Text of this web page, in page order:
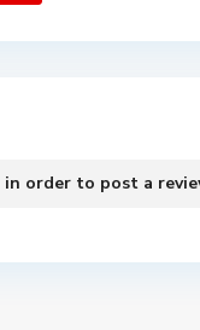
in order to post a